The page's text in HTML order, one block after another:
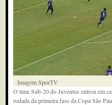
Imagem SporTV
O time Sub-20 do Juventus entrou em
rodada da primeira fase da Copa São